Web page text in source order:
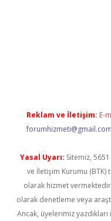
Reklam ve İletişim: E-
forumhizmeti@gmail.com
Yasal Uyarı: Sitemiz,
ve İletişim Kurumu (BTK)
olarak hizmet
olarak denetleme veya
Ancak, üyelerimiz